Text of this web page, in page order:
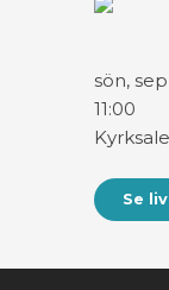
sön,
11:00
Se